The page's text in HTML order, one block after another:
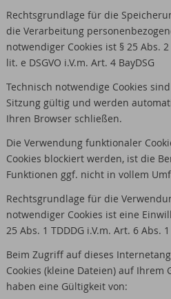
Rechtsgrundlage für die
die Verarbeitung
notwendiger Cookies ist § 25 Abs.
lit. e DSGVO i.V.m. Art. 4 BayDSG
Technisch notwendige Cookies
Sitzung gültig und werden
Ihren Browser schließen.
Die Verwendung funktionaler
Cookies blockiert werden, ist die
Funktionen ggf. nicht in vollem
Rechtsgrundlage für die
notwendiger Cookies ist eine
25 Abs. 1 TDDDG i.V.m. Art. 6 Abs.
Beim Zugriff auf dieses
Cookies (kleine Dateien) auf Ihrem
haben eine Gültigkeit von: